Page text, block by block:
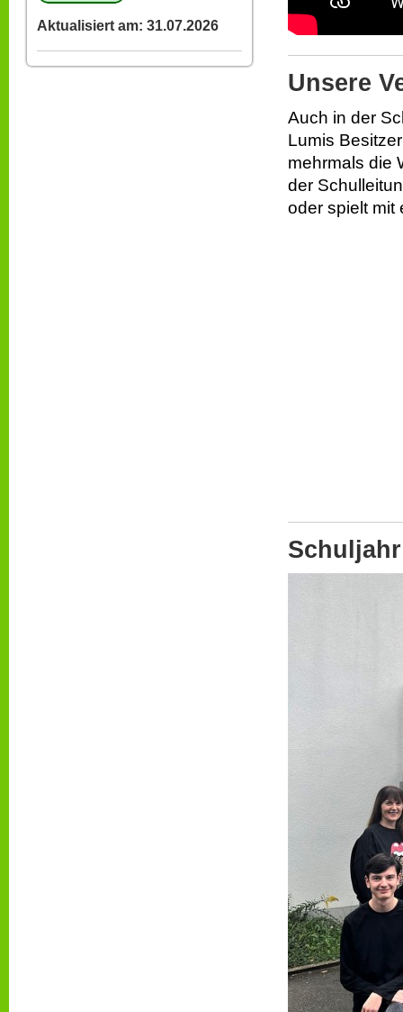
Aktualisiert am: 31.07.2026
Unsere
Auch in der
Lumis
mehrmals die
der
oder spielt mit
Schuljahr